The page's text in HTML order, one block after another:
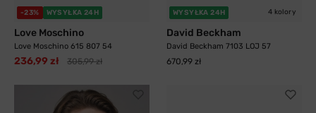
-23% WYSYŁKA 24H
Love Moschino
Love Moschino 615 807 54
236,99 zł 305,99 zł
WYSYŁKA 24H 4 kolory
David Beckham
David Beckham 7103 LOJ 57
670,99 zł